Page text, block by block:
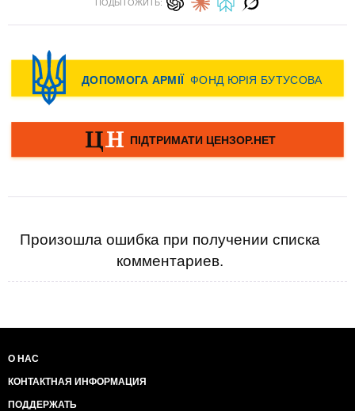
ПОДЫТОЖИТЬ:
Произошла ошибка при получении списка
комментариев.
О НАС
КОНТАКТНАЯ ИНФОРМАЦИЯ
ПОДДЕРЖАТЬ